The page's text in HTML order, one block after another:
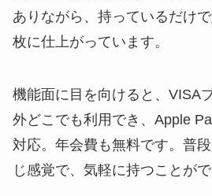
ありながら、持っているだけ
枚に仕上がっています。
機能面に目を向けると、VISA
外どこでも利用でき、Apple
対応。年会費も無料です。普
じ感覚で、気軽に持つことがで